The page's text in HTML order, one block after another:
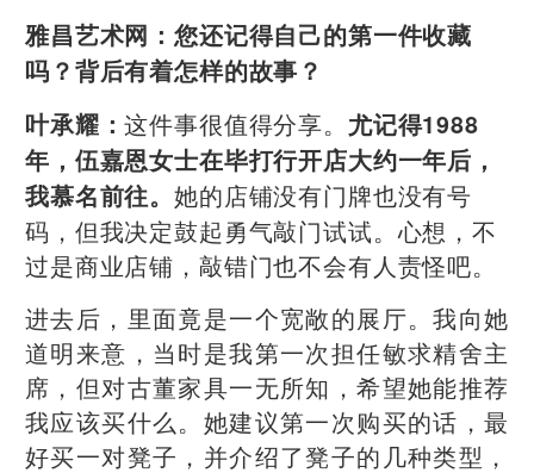
雅昌艺术网：您还记得自己的第一件收藏
吗？背后有着怎样的故事？
叶承耀：这件事很值得分享。 尤记得1988
年，伍嘉恩女士在毕打行开店大约一年后，
我慕名前往。她的店铺没有门牌也没有号
码，但我决定鼓起勇气敲门试试。心想，不
过是商业店铺，敲错门也不会有人责怪吧。
进去后，里面竟是一个宽敞的展厅。我向她
道明来意，当时是我第一次担任敏求精舍主
席，但对古董家具一无所知，希望她能推荐
我应该买什么。她建议第一次购买的话，最
好买一对凳子，并介绍了凳子的几种类型，